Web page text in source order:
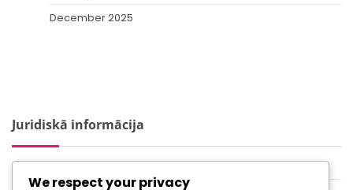
December 2025
Juridiskā informācija
Sazinieties
We respect your privacy